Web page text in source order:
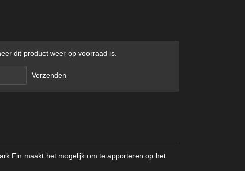
dit product weer op voorraad is.
Verzenden
Fin maakt het mogelijk om te apporteren op het